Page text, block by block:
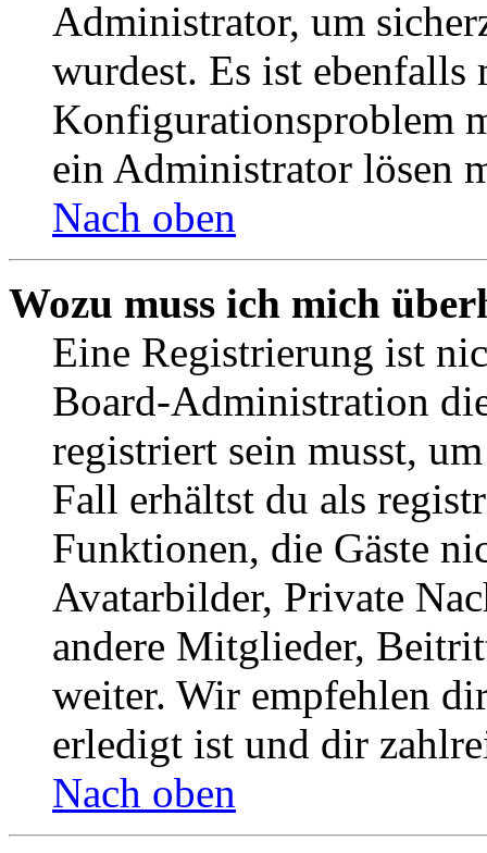
Administrator, um
wurdest. Es ist ebenfalls
Konfigurationsproblem
ein Administrator lösen
Nach oben
Wozu muss ich mich
Eine Registrierung ist
Board-Administration
registriert sein musst,
Fall erhältst du als
Funktionen, die Gäste
Avatarbilder, Private
andere Mitglieder,
weiter. Wir empfehlen
erledigt ist und dir
Nach oben